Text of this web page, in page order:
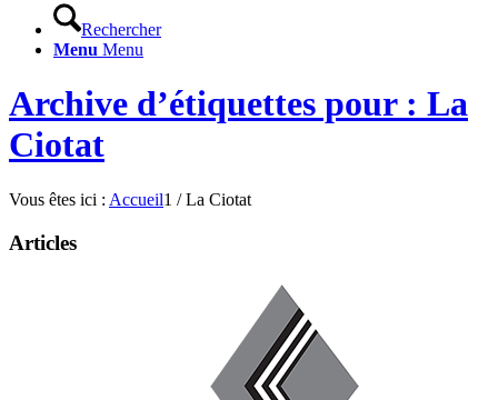
Rechercher
Menu Menu
Archive d’étiquettes pour : La
Ciotat
Vous êtes ici : Accueil1 / La Ciotat
Articles